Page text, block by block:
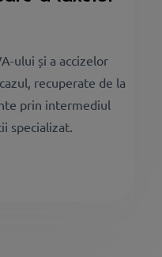
ului și a accizelor
recuperate de la
prin intermediul
specializat.